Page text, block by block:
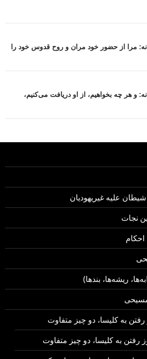
مرا از حضور خود مران و روح قدوس خود را
و هر چه بخواهیم، از او دریافت می‌کنیم،